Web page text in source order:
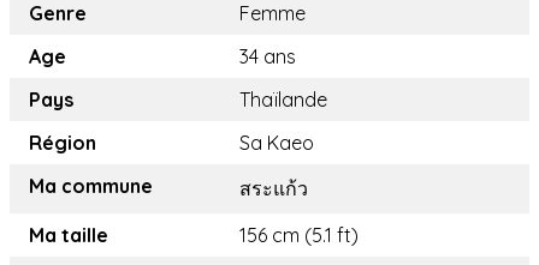
Genre
Femme
Age
34 ans
Pays
Thaïlande
Région
Sa Kaeo
Ma commune
สระแก้ว
Ma taille
156 cm (5.1 ft)